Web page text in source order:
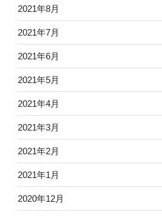
2021年8月
2021年7月
2021年6月
2021年5月
2021年4月
2021年3月
2021年2月
2021年1月
2020年12月